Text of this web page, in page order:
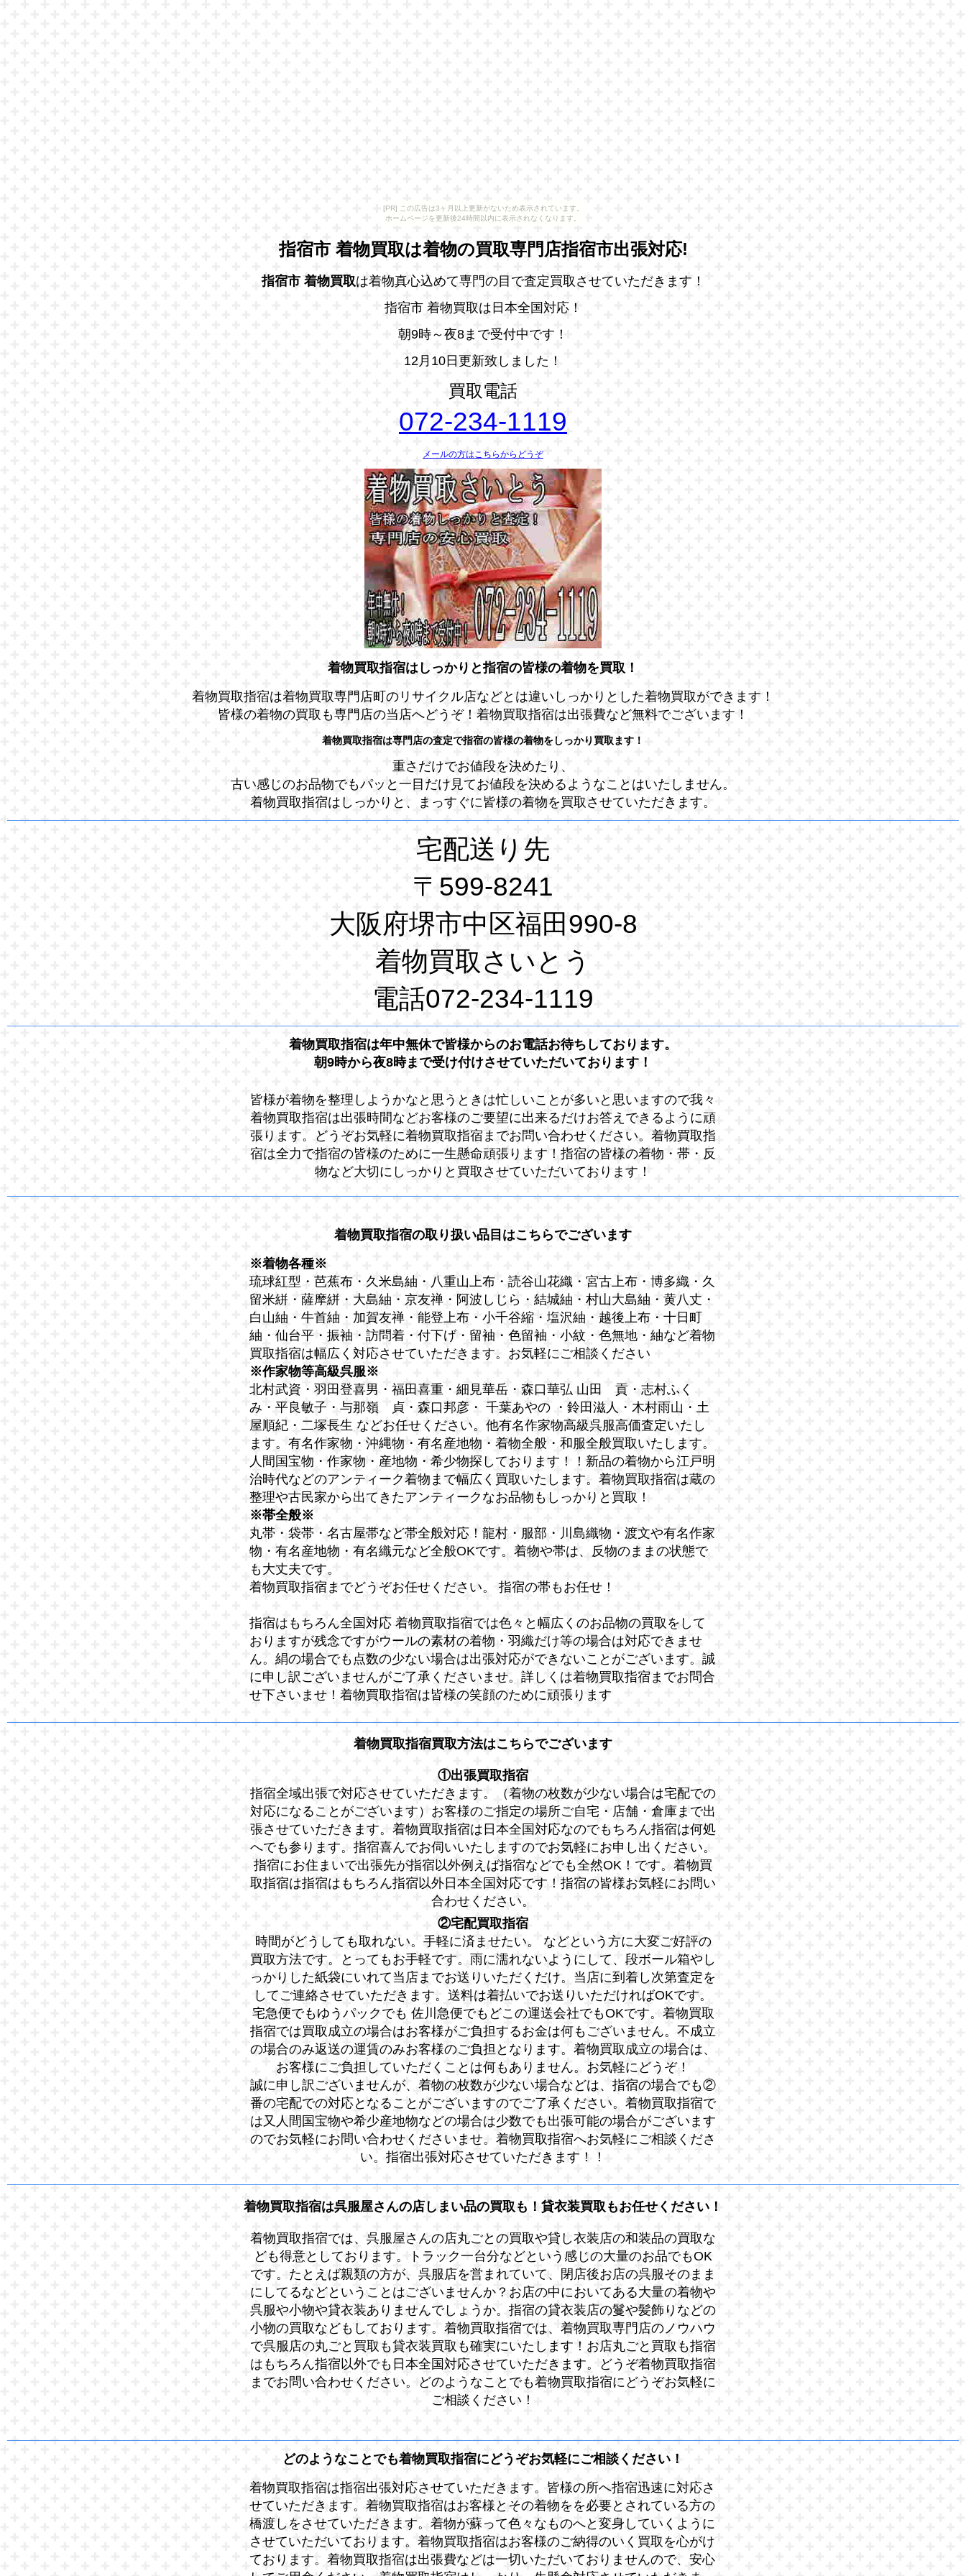
[PR] この広告は3ヶ月以上更新がないため表示されています。
ホームページを更新後24時間以内に表示されなくなります。
指宿市 着物買取は着物の買取専門店指宿市出張対応!
指宿市 着物買取は着物真心込めて専門の目で査定買取させていただきます！
指宿市 着物買取は日本全国対応！
朝9時～夜8まで受付中です！
12月10日更新致しました！
買取電話
072-234-1119
メールの方はこちらからどうぞ
着物買取指宿はしっかりと指宿の皆様の着物を買取！
着物買取指宿は着物買取専門店町のリサイクル店などとは違いしっかりとした着物買取ができます！
皆様の着物の買取も専門店の当店へどうぞ！着物買取指宿は出張費など無料でございます！
着物買取指宿は専門店の査定で指宿の皆様の着物をしっかり買取ます！
重さだけでお値段を決めたり、
古い感じのお品物でもパッと一目だけ見てお値段を決めるようなことはいたしません。
着物買取指宿はしっかりと、まっすぐに皆様の着物を買取させていただきます。
宅配送り先
〒599-8241
大阪府堺市中区福田990-8
着物買取さいとう
電話072-234-1119
着物買取指宿は年中無休で皆様からのお電話お待ちしております。
朝9時から夜8時まで受け付けさせていただいております！
皆様が着物を整理しようかなと思うときは忙しいことが多いと思いますので我々
着物買取指宿は出張時間などお客様のご要望に出来るだけお答えできるように頑
張ります。どうぞお気軽に着物買取指宿までお問い合わせください。着物買取指
宿は全力で指宿の皆様のために一生懸命頑張ります！指宿の皆様の着物・帯・反
物など大切にしっかりと買取させていただいております！
着物買取指宿の取り扱い品目はこちらでございます
※着物各種※
琉球紅型・芭蕉布・久米島紬・八重山上布・読谷山花織・宮古上布・博多織・久
留米絣・薩摩絣・大島紬・京友禅・阿波しじら・結城紬・村山大島紬・黄八丈・
白山紬・牛首紬・加賀友禅・能登上布・小千谷縮・塩沢紬・越後上布・十日町
紬・仙台平・振袖・訪問着・付下げ・留袖・色留袖・小紋・色無地・紬など着物
買取指宿は幅広く対応させていただきます。お気軽にご相談ください
※作家物等高級呉服※
北村武資・羽田登喜男・福田喜重・細見華岳・森口華弘 山田 貢・志村ふく
み・平良敏子・与那嶺 貞・森口邦彦・ 千葉あやの ・鈴田滋人・木村雨山・土
屋順紀・二塚長生 などお任せください。他有名作家物高級呉服高価査定いたし
ます。有名作家物・沖縄物・有名産地物・着物全般・和服全般買取いたします。
人間国宝物・作家物・産地物・希少物探しております！！新品の着物から江戸明
治時代などのアンティーク着物まで幅広く買取いたします。着物買取指宿は蔵の
整理や古民家から出てきたアンティークなお品物もしっかりと買取！
※帯全般※
丸帯・袋帯・名古屋帯など帯全般対応！龍村・服部・川島織物・渡文や有名作家
物・有名産地物・有名織元など全般OKです。着物や帯は、反物のままの状態で
も大丈夫です。
着物買取指宿までどうぞお任せください。 指宿の帯もお任せ！
指宿はもちろん全国対応 着物買取指宿では色々と幅広くのお品物の買取をして
おりますが残念ですがウールの素材の着物・羽織だけ等の場合は対応できませ
ん。絹の場合でも点数の少ない場合は出張対応ができないことがございます。誠
に申し訳ございませんがご了承くださいませ。詳しくは着物買取指宿までお問合
せ下さいませ！着物買取指宿は皆様の笑顔のために頑張ります
着物買取指宿買取方法はこちらでございます
①出張買取指宿
指宿全域出張で対応させていただきます。（着物の枚数が少ない場合は宅配での
対応になることがございます）お客様のご指定の場所ご自宅・店舗・倉庫まで出
張させていただきます。着物買取指宿は日本全国対応なのでもちろん指宿は何処
へでも参ります。指宿喜んでお伺いいたしますのでお気軽にお申し出ください。
指宿にお住まいで出張先が指宿以外例えば指宿などでも全然OK！です。着物買
取指宿は指宿はもちろん指宿以外日本全国対応です！指宿の皆様お気軽にお問い
合わせください。
②宅配買取指宿
時間がどうしても取れない。手軽に済ませたい。 などという方に大変ご好評の
買取方法です。とってもお手軽です。雨に濡れないようにして、段ボール箱やし
っかりした紙袋にいれて当店までお送りいただくだけ。当店に到着し次第査定を
してご連絡させていただきます。送料は着払いでお送りいただければOKです。
宅急便でもゆうパックでも 佐川急便でもどこの運送会社でもOKです。着物買取
指宿では買取成立の場合はお客様がご負担するお金は何もございません。不成立
の場合のみ返送の運賃のみお客様のご負担となります。着物買取成立の場合は、
お客様にご負担していただくことは何もありません。お気軽にどうぞ！
誠に申し訳ございませんが、着物の枚数が少ない場合などは、指宿の場合でも②
番の宅配での対応となることがございますのでご了承ください。着物買取指宿で
は又人間国宝物や希少産地物などの場合は少数でも出張可能の場合がございます
のでお気軽にお問い合わせくださいませ。着物買取指宿へお気軽にご相談くださ
い。指宿出張対応させていただきます！！
着物買取指宿は呉服屋さんの店しまい品の買取も！貸衣装買取もお任せください！
着物買取指宿では、呉服屋さんの店丸ごとの買取や貸し衣装店の和装品の買取な
ども得意としております。トラック一台分などという感じの大量のお品でもOK
です。たとえば親類の方が、呉服店を営まれていて、閉店後お店の呉服そのまま
にしてるなどということはございませんか？お店の中においてある大量の着物や
呉服や小物や貸衣装ありませんでしょうか。指宿の貸衣装店の鬘や髪飾りなどの
小物の買取などもしております。着物買取指宿では、着物買取専門店のノウハウ
で呉服店の丸ごと買取も貸衣装買取も確実にいたします！お店丸ごと買取も指宿
はもちろん指宿以外でも日本全国対応させていただきます。どうぞ着物買取指宿
までお問い合わせください。どのようなことでも着物買取指宿にどうぞお気軽に
ご相談ください！
どのようなことでも着物買取指宿にどうぞお気軽にご相談ください！
着物買取指宿は指宿出張対応させていただきます。皆様の所へ指宿迅速に対応さ
せていただきます。着物買取指宿はお客様とその着物をを必要とされている方の
橋渡しをさせていただきます。着物が蘇って色々なものへと変身していくように
させていただいております。着物買取指宿はお客様のご納得のいく買取を心がけ
ております。着物買取指宿は出張費などは一切いただいておりませんので、安心